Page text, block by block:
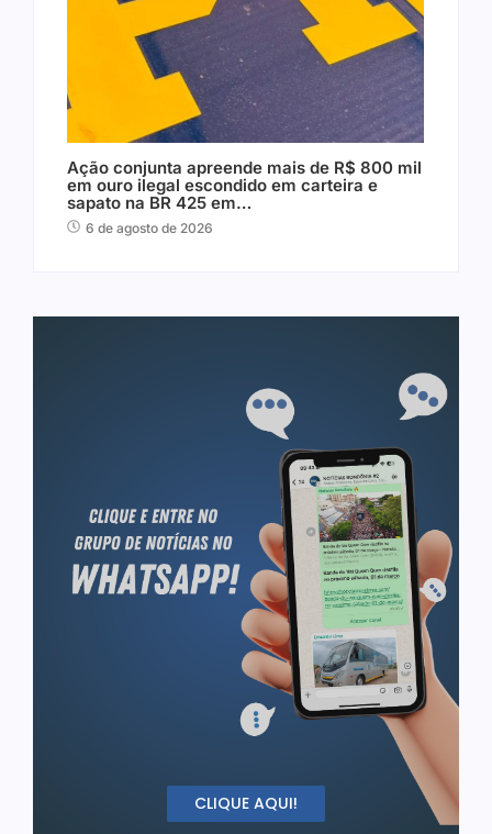
Ação conjunta apreende mais de R$ 800 mil
em ouro ilegal escondido em carteira e
sapato na BR 425 em…
6 de agosto de 2026
CLIQUE AQUI!